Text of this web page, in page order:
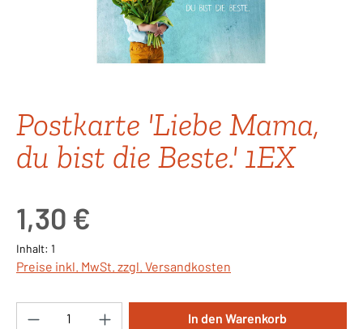
Postkarte 'Liebe Mama,
du bist die Beste.' 1EX
1,30 €
Inhalt: 1
Preise inkl. MwSt. zzgl. Versandkosten
Produkt Anzahl: Gib den gewünschten
In den Warenkorb